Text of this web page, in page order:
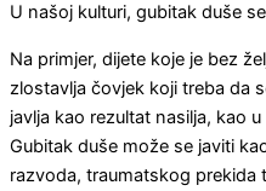
U našoj kulturi, gubitak duše
Na primjer, dijete koje je bez
zlostavlja čovjek koji treba da
javlja kao rezultat nasilja, kao
Gubitak duše može se javiti
razvoda, traumatskog prekida